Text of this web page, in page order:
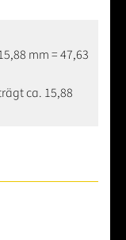
mm = 47,63
ca. 15,88